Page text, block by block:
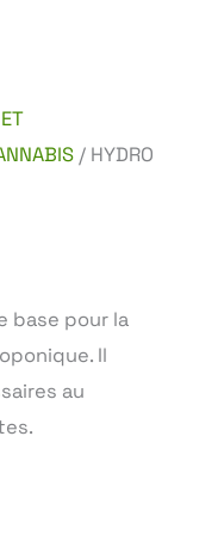
/ HYDRO
base pour la
Il
au